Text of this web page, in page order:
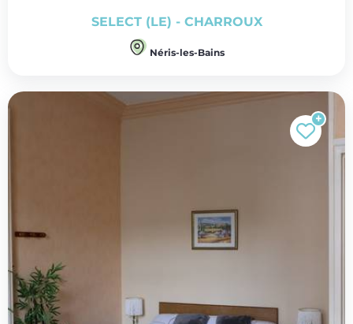
SELECT (LE) - CHARROUX
Néris-les-Bains